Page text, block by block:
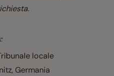
locale
Germania